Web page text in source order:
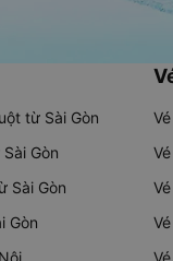
từ Sài Gòn
Gòn
Sài Gòn
Gòn